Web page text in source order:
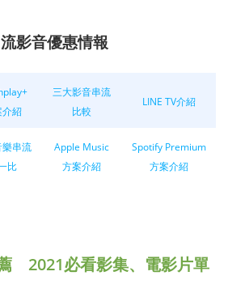
影音優惠情報
介紹
三大影音串流
比較
LINE TV介紹
串流
比
Apple Music
方案介紹
Spotify Premium
方案介紹
2021必看影集、電影片單